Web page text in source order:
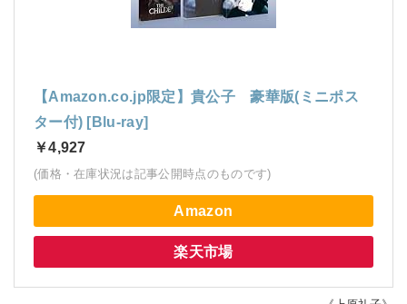
【Amazon.co.jp限定】貴公子 豪華版(ミニポス
ター付) [Blu-ray]
￥4,927
(価格・在庫状況は記事公開時点のものです)
Amazon
楽天市場